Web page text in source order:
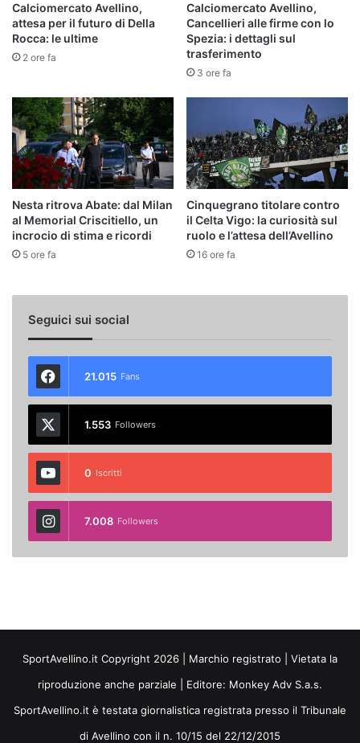
Calciomercato Avellino,
attesa per il futuro di Della
Rocca: le ultime
2 ore fa
Calciomercato Avellino,
Cancellieri alle firme con lo
Spezia: i dettagli sul
trasferimento
3 ore fa
Nesta ritrova Abate: dal Milan
al Memorial Criscitiello, un
incrocio di stima e ricordi
5 ore fa
Cinquegrano titolare contro
il Celta Vigo: la curiosità sul
ruolo e l’attesa dell’Avellino
16 ore fa
Seguici sui social
21.015 Fans
1.553 Followers
0 Iscritti
7.008 Followers
SportAvellino.it Copyright 2026 | Marchio registrato | Vietata la
riproduzione anche parziale | Editore: Monkey Adv S.a.s.
SportAvellino.it è testata giornalistica registrata presso il Tribunale
di Avellino con il n. 10/15 del 22/12/2015